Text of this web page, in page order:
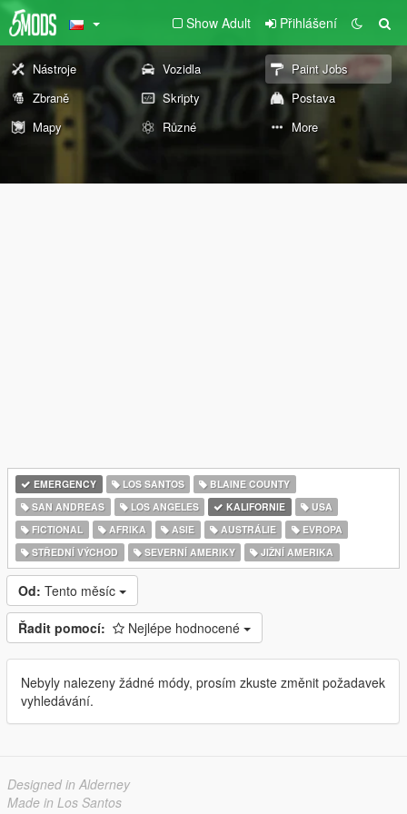
Show Adult Přihlášení
Nástroje Vozidla
Paint Jobs
Zbraně
Skripty
Postava
Mapy
Různé More
EMERGENCY LOS SANTOS
BLAINE COUNTY
SAN ANDREAS
LOS ANGELES KALIFORNIE
USA
FICTIONAL
AFRIKA ASIE AUSTRÁLIE
EVROPA
STŘEDNÍ VÝCHOD
SEVERNÍ AMERIKY JIŽNÍ AMERIKA
Od: Tento měsíc
Řadit pomocí: Nejlépe hodnocené
Nebyly nalezeny žádné módy, prosím zkuste změnit požadavek
vyhledávání.
Designed in Alderney
Made in Los Santos